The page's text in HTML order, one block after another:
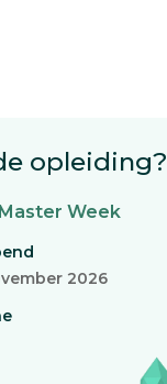
opleiding?
Week
2026